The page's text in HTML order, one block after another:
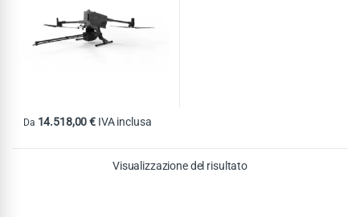
Da 14.518,00€ IVA inclusa
Questo prodotto ha più varianti. Le opzioni possono essere scelte
Visualizzazione del risultato